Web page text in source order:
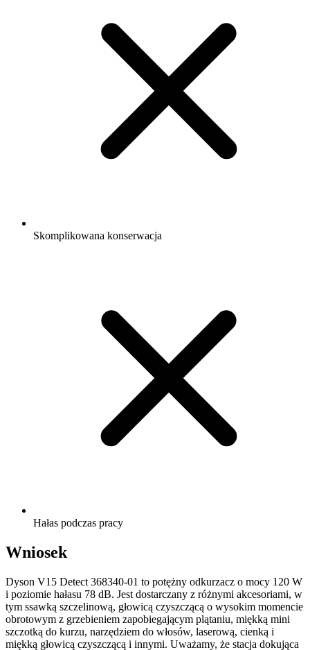
Skomplikowana konserwacja
Hałas podczas pracy
Wniosek
Dyson V15 Detect 368340-01 to potężny odkurzacz o mocy 120 W
i poziomie hałasu 78 dB. Jest dostarczany z różnymi akcesoriami, w
tym ssawką szczelinową, głowicą czyszczącą o wysokim momencie
obrotowym z grzebieniem zapobiegającym plątaniu, miękką mini
szczotką do kurzu, narzędziem do włosów, laserową, cienką i
miękką głowicą czyszczącą i innymi. Uważamy, że stacja dokująca